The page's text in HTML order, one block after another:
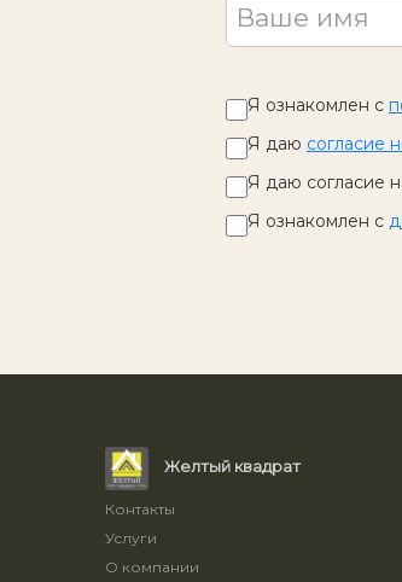
Ваше имя
Я ознакомлен с
Я даю согласие
Я даю согласие
Я ознакомлен с
Желтый квадрат
Контакты
Услуги
О компании